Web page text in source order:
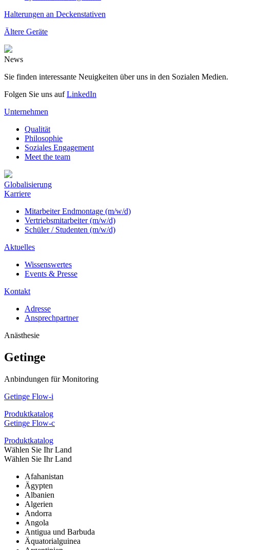
Halterungen an Deckenstativen
Ältere Geräte
News
Sie finden interessante Neuigkeiten über uns in den Sozialen Medien.
Folgen Sie uns aufLinkedIn
Unternehmen
Qualität
Philosophie
Soziales Engagement
Meet the team
Globalisierung
Karriere
Mitarbeiter Endmontage (m/w/d)
Vertriebsmitarbeiter (m/w/d)
Schüler / Studenten (m/w/d)
Aktuelles
Wissenswertes
Events & Presse
Kontakt
Adresse
Ansprechpartner
Anästhesie
Getinge
Anbindungen für Monitoring
Getinge Flow-i
Produktkatalog
Getinge Flow-c
Produktkatalog
Wählen Sie Ihr Land
Wählen Sie Ihr Land
Afahanistan
Ägypten
Albanien
Algerien
Andorra
Angola
Antigua und Barbuda
Äquatorialguinea